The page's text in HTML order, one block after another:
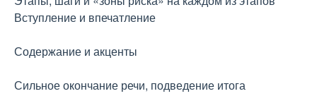
Вступление и впечатление
Содержание и акценты
Сильное окончание речи, подведение итога